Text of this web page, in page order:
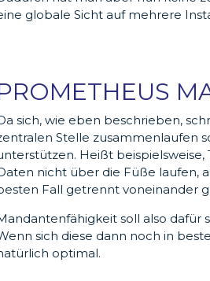
globale Sicht auf mehrere
sich, wie eben beschrieben,
Stelle zusammenlaufen
Heißt
nicht über die Füße laufen,
Fall getrennt voneinander
soll also dafür
sich diese dann noch in
optimal.